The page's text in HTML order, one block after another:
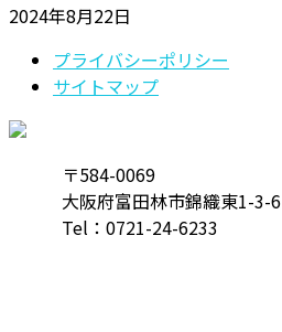
2024年8月22日
プライバシーポリシー
サイトマップ
〒584-0069
大阪府富田林市錦織東1-3-6
Tel： 0721-24-6233